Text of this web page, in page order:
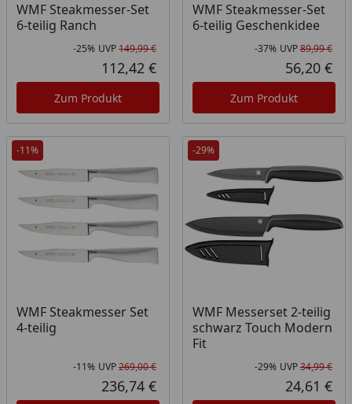
WMF Steakmesser-Set
6-teilig Ranch
Rabatt in Prozent
-25%
Ursprünglicher Preis
UVP149,99 €
Aktueller Preis
112,42 €
Zum Produkt
WMF Steakmesser-Set
6-teilig Geschenkidee
-37% UVP89,99 €
56,20 €
Zum Produkt
-11%
WMF Steakmesser Set
4-teilig
Rabatt in Prozent
-11%
Ursprünglicher Preis
UVP269,00 €
Aktueller Preis
236,74 €
-29%
WMF Messerset 2-teilig
schwarz Touch Modern
Fit
-29% UVP34,99 €
24,61 €